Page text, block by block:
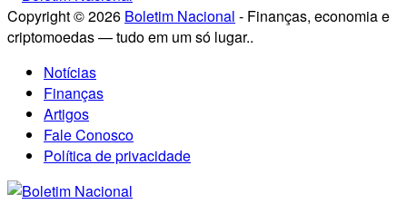
Copyright © 2026 Boletim Nacional - Finanças, economia e
criptomoedas — tudo em um só lugar..
Notícias
Finanças
Artigos
Fale Conosco
Política de privacidade